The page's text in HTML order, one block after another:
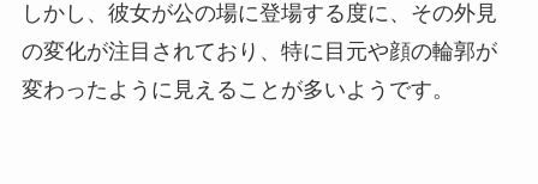
しかし、彼女が公の場に登場する度に、その外見
の変化が注目されており、特に目元や顔の輪郭が
変わったように見えることが多いようです。